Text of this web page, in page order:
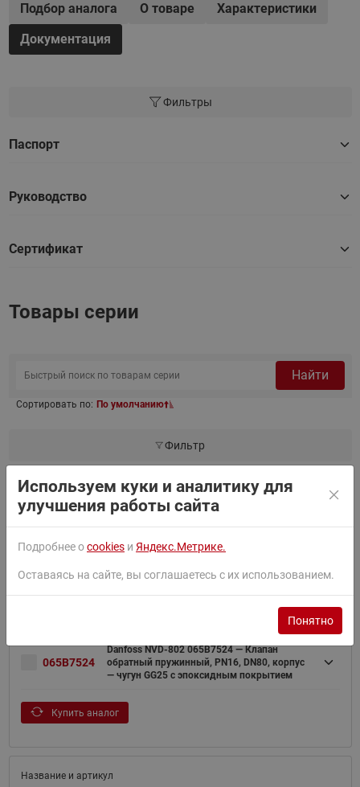
Подбор аналога О товаре
Характеристики
Документация
Фильтры
Паспорт
Руководство
Сертификат
Товары серии
Найти
Сортировать по: По умолчанию
Фильтр
Danfoss NVD-802 065B7522 — Клапан
Купить аналог
065B7524
Danfoss NVD-802 065B7524 — Клапан
обратный пружинный, PN16, DN80, корпус
— чугун GG25 с эпоксидным покрытием
Купить аналог
Используем куки и аналитику для
улучшения работы сайта
Подробнее оcookies и Яндекс.Метрике.
Оставаясь на сайте, вы соглашаетесь с их использованием.
Понятно